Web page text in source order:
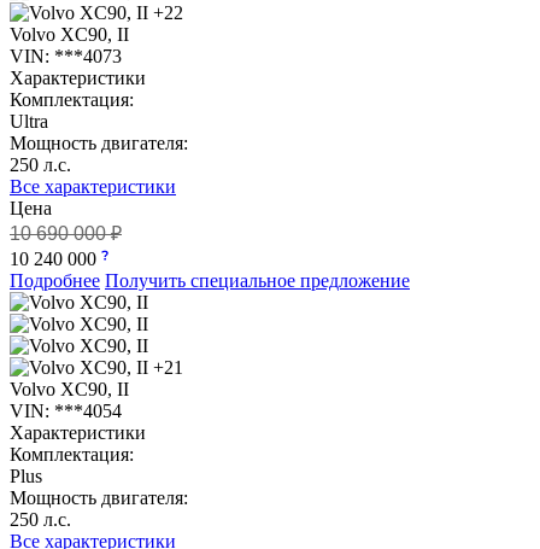
+22
Volvo XC90, II
VIN: ***4073
Характеристики
Комплектация:
Ultra
Мощность двигателя:
250 л.с.
Все характеристики
Цена
10 690 000 ₽
10 240 000
Подробнее Получить специальное предложение
+21
Volvo XC90, II
VIN: ***4054
Характеристики
Комплектация:
Plus
Мощность двигателя:
250 л.с.
Все характеристики